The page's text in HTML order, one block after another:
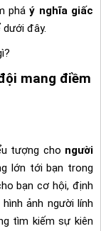
pháý nghĩa giấc
đây.
mang điềm
tượng cho người
lớn tới bạn trong
bạn cơ hội, định
ảnh người lính
tìm kiếm sự kiên